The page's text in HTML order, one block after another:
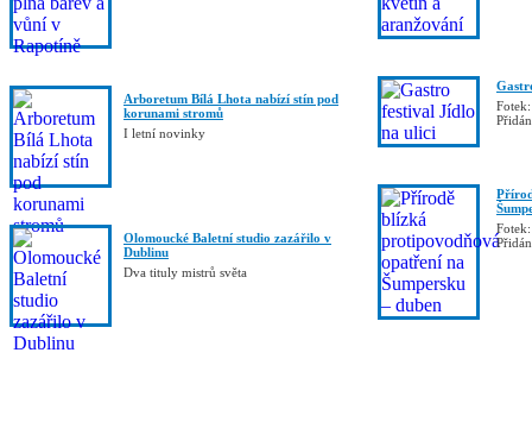
Arboretum Bílá Lhota nabízí stín pod
korunami stromů
I letní novinky
Olomoucké Baletní studio zazářilo v
Dublinu
Dva tituly mistrů světa